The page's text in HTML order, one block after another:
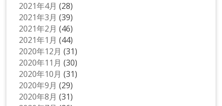
2021年4月 (28)
2021年3月 (39)
2021年2月 (46)
2021年1月 (44)
2020年12月 (31)
2020年11月 (30)
2020年10月 (31)
2020年9月 (29)
2020年8月 (31)